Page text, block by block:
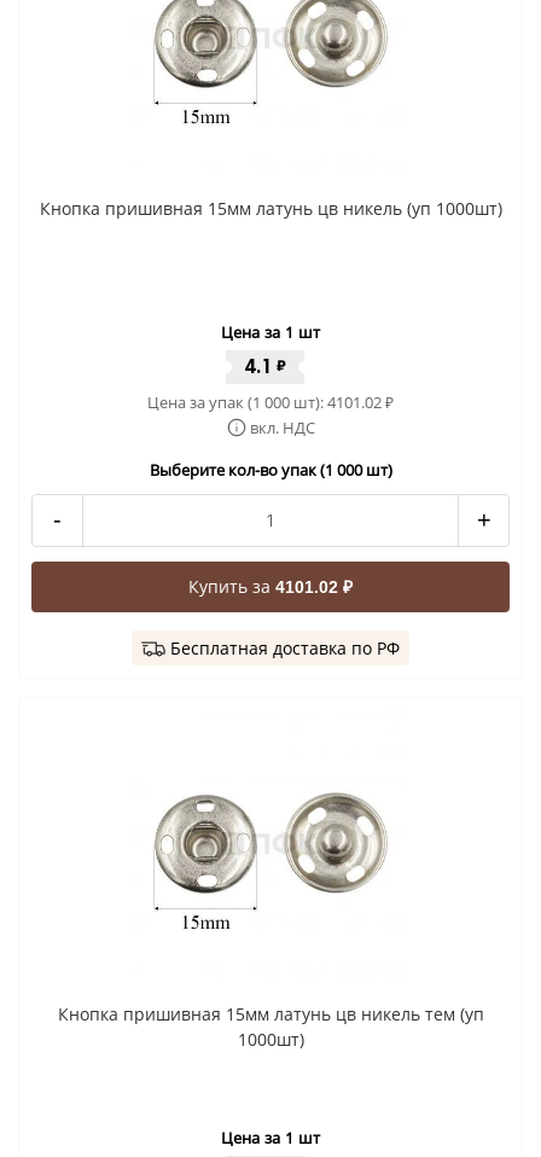
Кнопка пришивная 15мм латунь цв никель (уп 1000шт)
Цена за 1 шт
4.1 ₽
Цена за упак (1 000 шт):4101.02₽
вкл. НДС
Выберите кол-во упак (1 000 шт)
- +
Купить за 4101.02 ₽
Бесплатная доставка по РФ
Кнопка пришивная 15мм латунь цв никель тем (уп
1000шт)
Цена за 1 шт